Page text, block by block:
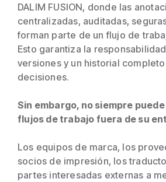
DALIM FUSION, donde las
centralizadas, auditadas,
forman parte de un flujo de
Esto garantiza la
versiones y un historial
decisiones.
Sin embargo, no siempre
flujos de trabajo fuera de su
Los equipos de marca, los
socios de impresión, los
partes interesadas externas a